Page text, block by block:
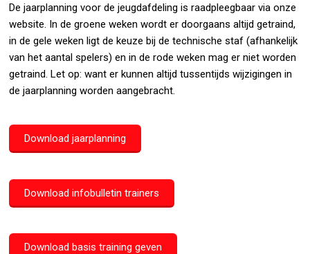
De jaarplanning voor de jeugdafdeling is raadpleegbaar via onze
website. In de groene weken wordt er doorgaans altijd getraind,
in de gele weken ligt de keuze bij de technische staf (afhankelijk
van het aantal spelers) en in de rode weken mag er niet worden
getraind. Let op: want er kunnen altijd tussentijds wijzigingen in
de jaarplanning worden aangebracht.
Download jaarplanning
Download infobulletin trainers
Download basis training geven